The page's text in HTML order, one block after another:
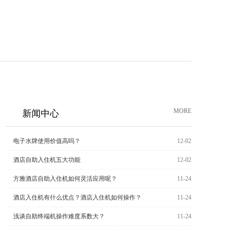
MORE
新闻中心
12-02
电子水牌使用价值高吗？
12-02
酒店自助入住机五大功能
11-24
方雅酒店自助入住机如何灵活应用呢？
11-24
酒店入住机有什么优点？酒店入住机如何操作？
11-24
浅谈自助终端机操作难度系数大？